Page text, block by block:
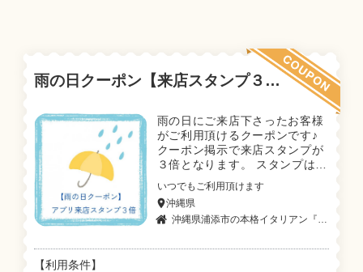
雨の日クーポン【来店スタンプ３倍】
雨の日にご来店下さったお客様
がご利用頂けるクーポンです♪
クーポン掲示で来店スタンプが
３倍となります。 スタンプは５
個毎に特典をご用意しておりま
すのでたくさん貯めて特典をゲ
ットして下さい♪ ※他クーポ
ン、チケットとの併用オッケー
いつでもご利用頂けます
沖縄県
【利用条件】